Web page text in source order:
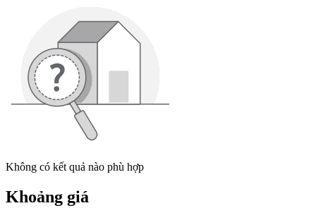
Không có kết quả nào phù hợp
Khoảng giá